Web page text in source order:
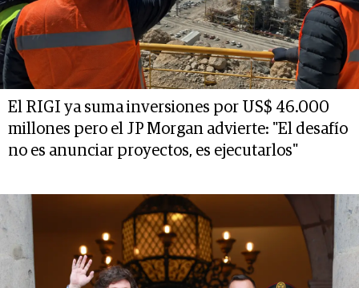
El RIGI ya suma inversiones por US$ 46.000
millones pero el JP Morgan advierte: "El desafío
no es anunciar proyectos, es ejecutarlos"